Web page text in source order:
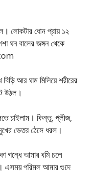
লোকটার ধোন প্রায় ১২
ঘন বালের জঙ্গন থেকে
আর ঘাম মিলিয়ে শরীরের
উঠল।
চাইলাম। কিন্তু, প্লীজ,
ভেতর ঠেসে ধরল।
গন্ধে আমার বমি চলে
পরিমল আমার গুদে